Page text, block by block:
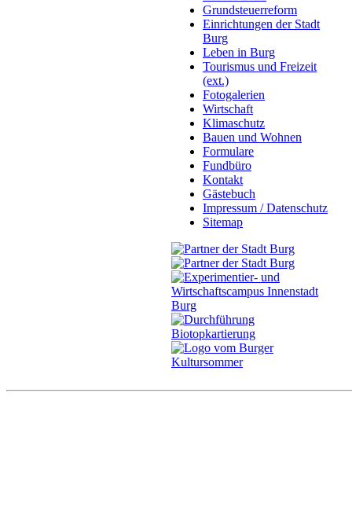
Grundsteuerreform
Einrichtungen der Stadt
Burg
Leben in Burg
Tourismus und Freizeit
(ext.)
Fotogalerien
Wirtschaft
Klimaschutz
Bauen und Wohnen
Formulare
Fundbüro
Kontakt
Gästebuch
Impressum / Datenschutz
Sitemap